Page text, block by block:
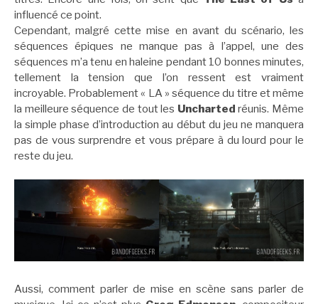
influencé ce point.
Cependant, malgré cette mise en avant du scénario, les
séquences épiques ne manque pas à l’appel, une des
séquences m’a tenu en haleine pendant 10 bonnes minutes,
tellement la tension que l’on ressent est vraiment
incroyable. Probablement « LA » séquence du titre et même
la meilleure séquence de tout les Uncharted réunis. Même
la simple phase d’introduction au début du jeu ne manquera
pas de vous surprendre et vous prépare à du lourd pour le
reste du jeu.
Aussi, comment parler de mise en scène sans parler de